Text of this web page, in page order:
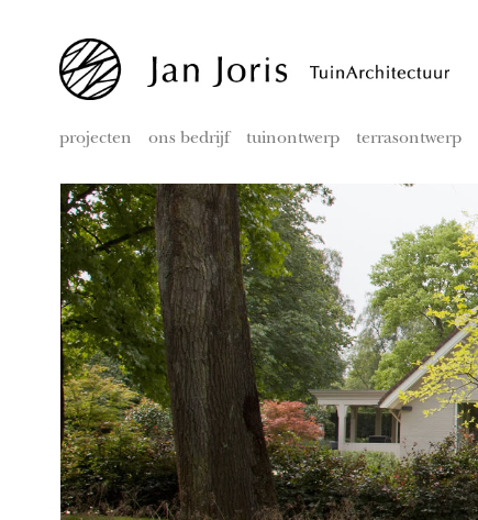
projecten ons bedrijf tuinontwerp terrasontwerp